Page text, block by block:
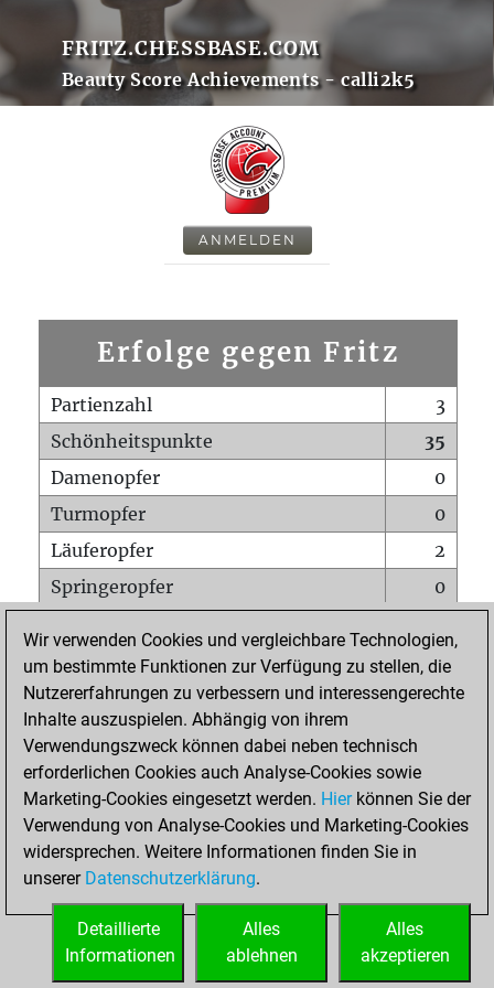
FRITZ.CHESSBASE.COM
Beauty Score Achievements - calli2k5
ANMELDEN
Erfolge gegen Fritz
Partienzahl
3
Schönheitspunkte
35
Damenopfer
0
Turmopfer
0
Läuferopfer
2
Springeropfer
0
Matt auf vollem Brett
0
Bauer setzt Matt
0
Erstickte Matts
Unterverwandlungen
Türme auf der siebten
0
STARTSEITE
Wir verwenden Cookies und vergleichbare Technologien,
um bestimmte Funktionen zur Verfügung zu stellen, die
Nutzererfahrungen zu verbessern und interessengerechte
Inhalte auszuspielen. Abhängig von ihrem
Verwendungszweck können dabei neben technisch
erforderlichen Cookies auch Analyse-Cookies sowie
Marketing-Cookies eingesetzt werden. Hierkönnen Sie der
Verwendung von Analyse-Cookies und Marketing-Cookies
widersprechen. Weitere Informationen finden Sie in
unserer Datenschutzerklärung.
Alles
akzeptieren
Alles
ablehnen
Detaillierte
Informationen